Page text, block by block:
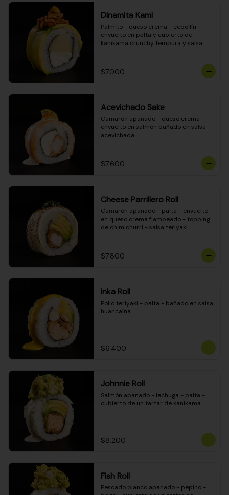
Dinamita Kami
Palmito - queso crema - cebollín -
envuelto en palta y cubierto de
kanikama crunchy tempura y salsa
$7.000
Acevichado Sake
Camarón apanado - queso crema -
envuelto en salmón bañado en salsa
acevichada
$7.600
Cheese Parrillero Roll
Camarón apanado - palta - envuelto
en queso crema flambeado - topping
de chimichurri - salsa teriyaki
$7.800
Inka Roll
Pollo teriyaki - palta - bañado en salsa
huancaína
$6.400
Johnnie Roll
Salmón apanado - lechuga - palta -
cubierto de un tartar de kanikama
$8.200
Fish Roll
Pescado blanco apanado - pepino -